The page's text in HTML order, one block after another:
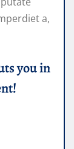
a,
you in